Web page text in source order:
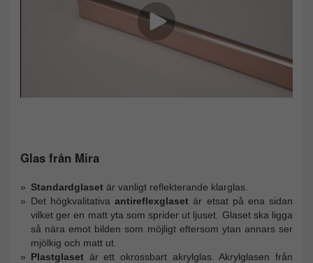
Glas från Mira
Standardglaset är vanligt reflekterande klarglas.
Det högkvalitativaantireflexglaset är etsat på ena sidan
vilket ger en matt yta som sprider ut ljuset. Glaset ska ligga
så nära emot bilden som möjligt eftersom ytan annars ser
mjölkig och matt ut.
Plastglaset är ett okrossbart akrylglas. Akrylglasen från